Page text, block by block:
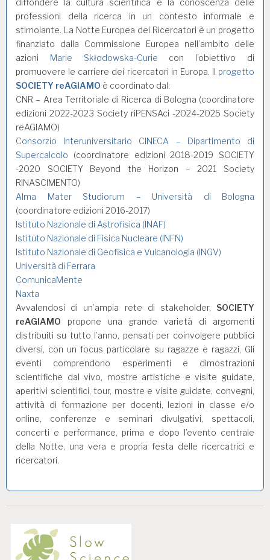
diffondere la cultura scientifica e la conoscenza delle
professioni della ricerca in un contesto informale e
stimolante. La Notte Europea dei Ricercatori è un progetto
finanziato dalla Commissione Europea nell’ambito delle
azioni Marie Skłodowska-Curie con l’obiettivo di
promuovere le carriere dei ricercatori in Europa. Il progetto
SOCIETY reAGIAMO è coordinato dal:
CNR – Area Territoriale di Ricerca di Bologna (coordinatore
edizioni 2022-2023 Society riPENSAci -2024-2025 Society
reAGIAMO)
Consorzio Interuniversitario CINECA – Dipartimento di
Supercalcolo (coordinatore edizioni 2018-2019 SOCIETY
-2020 SOCIETY Beyond the Horizon – 2021 Society
RINASCIMENTO)
Alma Mater Studiorum – Università di Bologna
(coordinatore edizioni 2016-2017)
Istituto Nazionale di Astrofisica (INAF)
Istituto Nazionale di Fisica Nucleare (INFN)
Istituto Nazionale di Geofisica e Vulcanologia (INGV)
Università di Ferrara
ComunicaMente
Naxta
Avvalendosi di un’ampia rete di stakeholder, SOCIETY
reAGIAMO propone una grande varietà di argomenti
distribuiti su tutto l’anno, pensati per coinvolgere pubblici
diversi, con un focus particolare su ragazze e ragazzi, Gli
eventi comprendono esperimenti e dimostrazioni
scientifiche dal vivo, mostre artistiche e visite guidate,
aperitivi scientifici, tour, mostre e visite guidate, convegni,
attività di formazione per docenti, lezioni in classe e/o
online, conferenze e seminari divulgativi, spettacoli,
concerti e performance, prima e dopo l’evento centrale
della Notte, una vera e propria festa delle ricercatrici e
ricercatori.